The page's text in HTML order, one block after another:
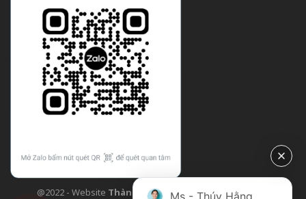
@2022 - Website Thành Công Flower| Design bởi
Ms - Thúy Hằng